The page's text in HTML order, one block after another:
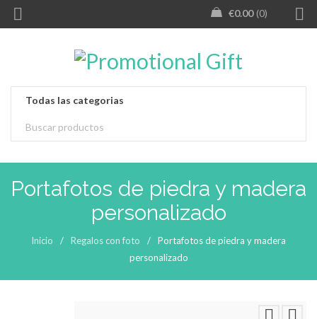
0.00
€ 0
Portafotos de piedra y madera
personalizado
Inicio / Regalos con foto /
Portafotos de piedra y madera
personalizado